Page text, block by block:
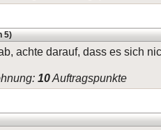
5)
achte darauf, dass es sich
10Auftragspunkte